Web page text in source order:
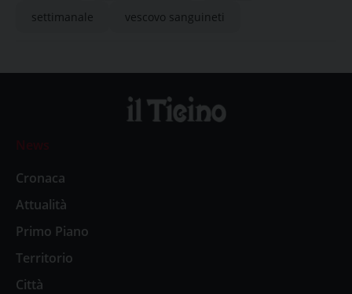
settimanale vescovo sanguineti
News
Cronaca
Attualità
Primo Piano
Territorio
Città